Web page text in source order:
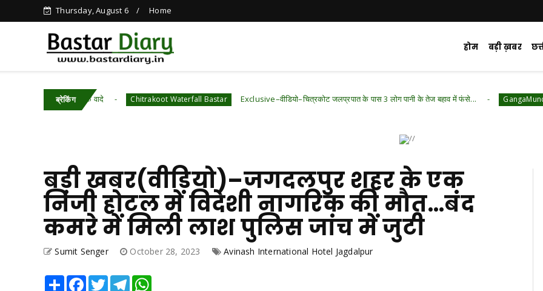
Thursday, August 6 Home
होम बड़ी ख़बर
ब्रेकिंग
चांद तक के वादे Chitrakoot Waterfall Bastar Exclusive–वीडियो–चित्रकोट जलप्रपात के पास 3 लोग पानी के तेज बहाव में फंसे... GangaMunda Talaab
बड़ी खबर(वीडियो)–जगदलपुर शहर के एक
निजी होटल में विदेशी नागरिक की मौत...बंद
कमरे में मिली लाश पुलिस जांच में जुटी
Sumit Senger October 28, 2023 Avinash International Hotel Jagdalpur
Share Facebook
TwitterTelegram